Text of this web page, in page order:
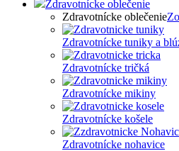
Zdravotnícke oblečenie
Zdravotnícke oblečenie
Zdravotnícke tuniky a
Zdravotnícke tričká
Zdravotnícke mikiny
Zdravotnícke košele
Zdravotnícke nohavice